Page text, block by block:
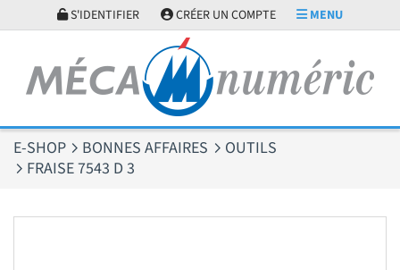
S'IDENTIFIER CRÉER UN COMPTE MENU
E-SHOP BONNES AFFAIRES
OUTILS
FRAISE 7543 D 3
Panneau de gestion des cookies